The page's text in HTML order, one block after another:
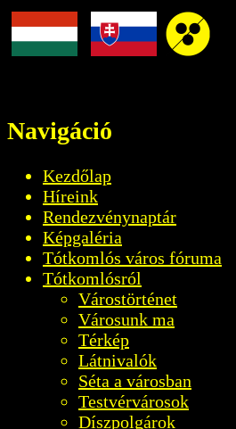
Navigáció
Kezdőlap
Híreink
Rendezvénynaptár
Képgaléria
Tótkomlós város fóruma
Tótkomlósról
Várostörténet
Városunk ma
Térkép
Látnivalók
Séta a városban
Testvérvárosok
Díszpolgárok